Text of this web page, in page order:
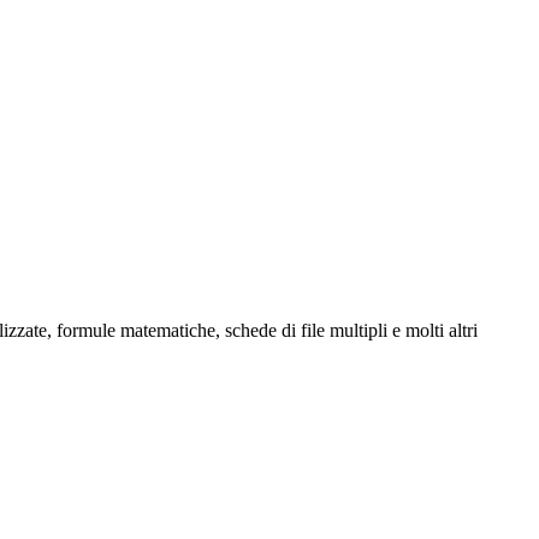
formule matematiche, schede di file multipli e molti altri